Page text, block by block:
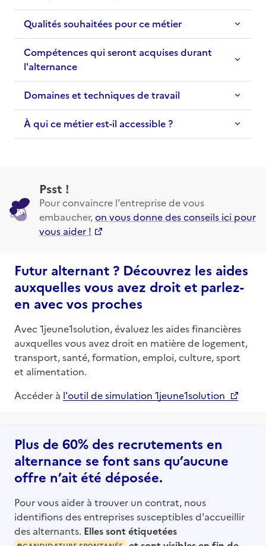
Qualités souhaitées pour ce métier
Compétences qui seront acquises durant
l'alternance
Domaines et techniques de travail
À qui ce métier est-il accessible ?
Psst !
Pour convaincre l'entreprise de vous
embaucher,on vous donne des conseils ici pour
vous aider !
Futur alternant ? Découvrez les aides
auxquelles vous avez droit et parlez-
en avec vos proches
Avec 1jeune1solution, évaluez les aides financières
auxquelles vous avez droit en matière de logement,
transport, santé, formation, emploi, culture, sport
et alimentation.
Accéder à l'outil de simulation 1jeune1solution
Plus de 60% des recrutements en
alternance se font sans qu’aucune
offre n’ait été déposée.
Pour vous aider à trouver un contrat, nous
identifions des entreprises susceptibles d'accueillir
des alternants. Elles sont étiquetées